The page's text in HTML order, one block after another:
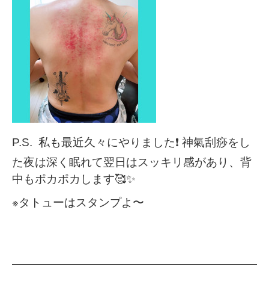
P.S. 私も最近久々にやりました❗️ 神氣刮痧をし
た夜は深く眠れて翌日はスッキリ感があり、背
中もポカポカします🥰✨
※タトューはスタンプよ〜